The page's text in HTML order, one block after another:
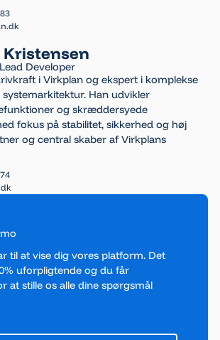
Kristensen
Developer
i Virkplan og ekspert i komplekse
Han udvikler
og skræddersyede
fokus på stabilitet, sikkerhed og høj
og central skaber af Virkplans
til at vise dig vores platform. Det
uforpligtende og du får
at stille os alle dine spørgsmål